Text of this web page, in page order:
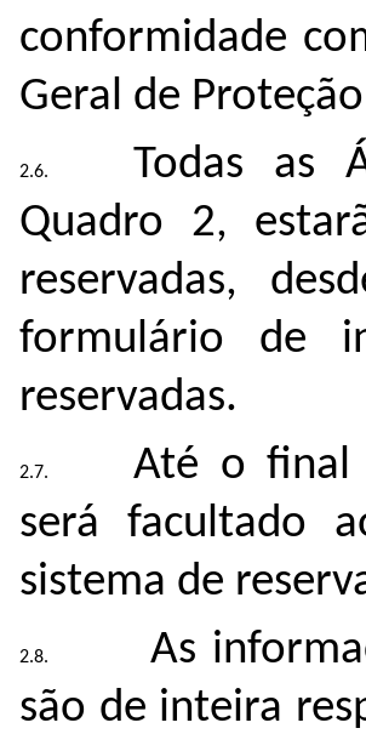
conformidade
Geral de
Todas as
Quadro 2,
reservadas,
formulário de
reservadas.
Até o final
será facultado
sistema de
As
são de inteira